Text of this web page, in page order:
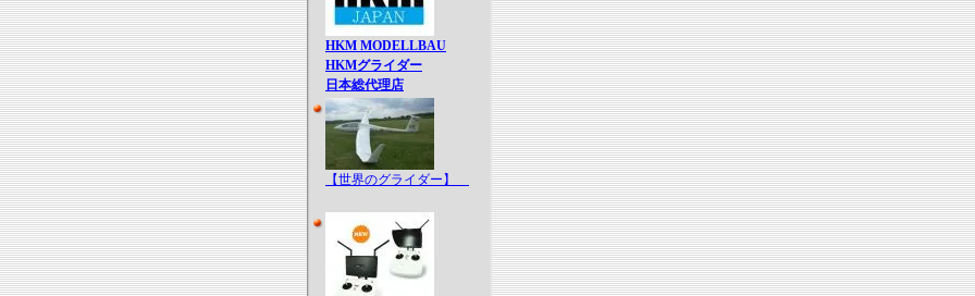
HKM MODELLBAU
HKMグライダー
日本総代理店
【世界のグライダー】